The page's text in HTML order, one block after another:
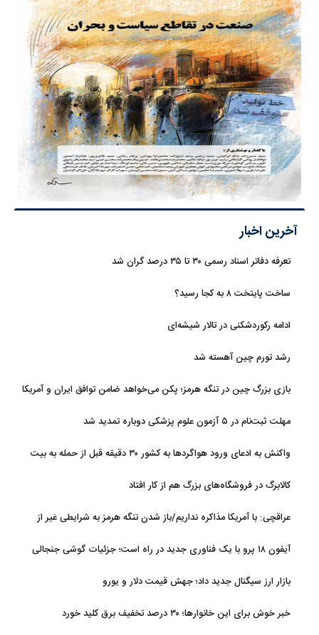
آخرین اخبار
تعرفه دفاتر اسناد رسمی ۳۰ تا ۳۵ درصد گران شد
ساخت پایتخت ۸ به کجا رسید؟
ادامه رکوردشکنی در تالار شیشه‌ای
رشد تورم چین آهسته شد
بازی بزرگ چین در تنگه هرمز؛ پکن می‌خواهد ضامن توافق ایران و آمریکا
مهلت ثبت‌نام در ۵ آزمون علوم پزشکی دوباره تمدید شد
واکنش به ادعای ورود هواگردها به کشور ۳۰ دقیقه قبل از حمله به بیت
کالابرگ در فروشگاه‌های بزرگ هم از کار افتاد
عراقچی: با آمریکا مذاکره نداریم/باز شدن تنگه هرمز به شرایطی غیر از
آیفون ۱۸ پرو با یک فناوری جدید در راه است؛ جزئیات گوشی جنجالی
بازار ارز سیگنال جدید داد؛ جهش قیمت دلار و یورو
خبر خوش برای این خانوارها؛ ۳۰ درصد تخفیف برق کلید خورد